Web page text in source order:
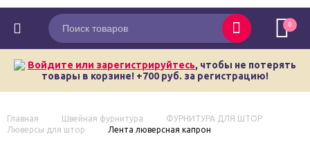
0
Войдите или зарегистрируйтесь, чтобы не потерять
товары в корзине! +700 руб. за регистрацию!
Главная Швейная фурнитура
ФУРНИТУРА ДЛЯ ШТОР
Люверсы для штор
Лента люверсная капрон